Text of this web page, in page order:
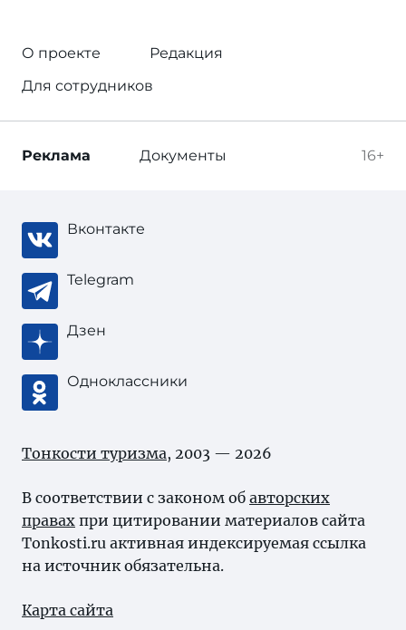
О проекте
Редакция
Для сотрудников
16+
Реклама Документы
Вконтакте
Telegram
Дзен
Одноклассники
Тонкости туризма, 2003 — 2026
В соответствии с законом об авторских
правах при цитировании материалов сайта
Tonkosti.ru активная индексируемая ссылка
на источник обязательна.
Карта сайта